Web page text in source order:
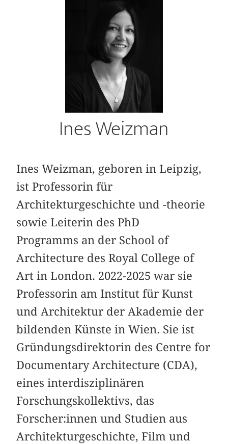
Ines Weizman
Ines Weizman, geboren in Leipzig,
ist Professorin für
Architekturgeschichte und -theorie
sowie Leiterin des PhD
Programms an der School of
Architecture des Royal College of
Art in London. 2022-2025 war sie
Professorin am Institut für Kunst
und Architektur der Akademie der
bildenden Künste in Wien. Sie ist
Gründungsdirektorin des Centre for
Documentary Architecture (CDA),
eines interdisziplinären
Forschungskollektivs, das
Forscher:innen und Studien aus
Architekturgeschichte, Film und